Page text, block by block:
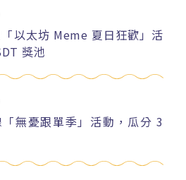
以太坊 Meme 夏日狂歡」活
獎池
無憂跟單季」活動，瓜分 3